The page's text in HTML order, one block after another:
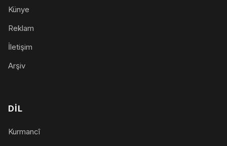
Künye
Reklam
İletişim
Arşiv
DIL
Kurmancî